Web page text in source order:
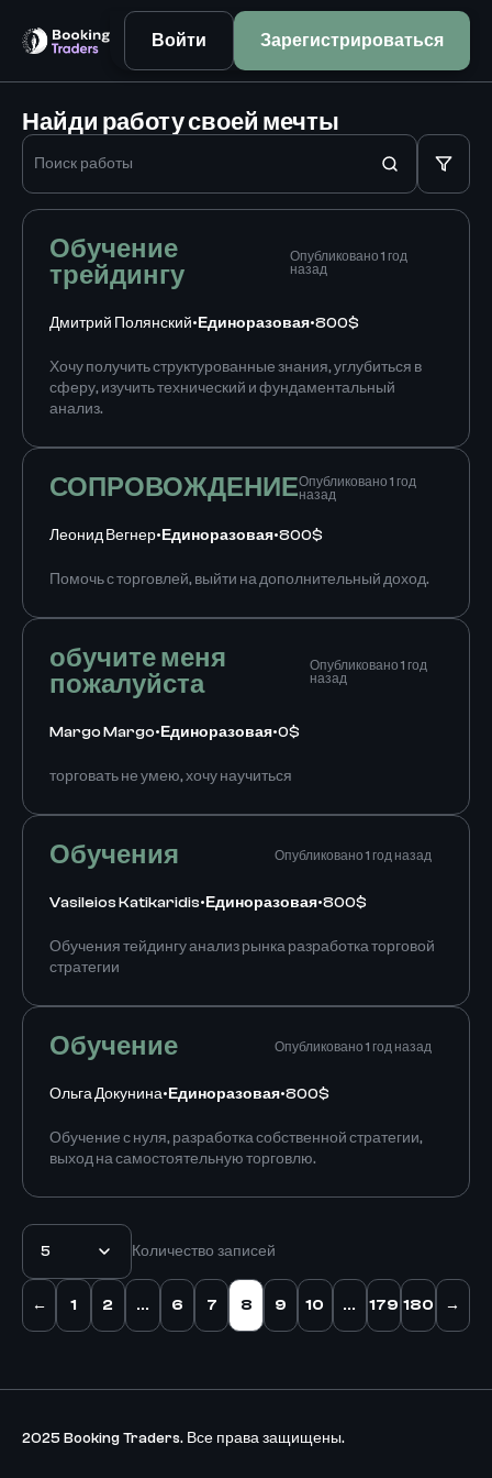
Войти Зарегистрироваться
Найди работу своей мечты
Обучение
трейдингу
Опубликовано 1 год
назад
Дмитрий Полянский• Единоразовая•800$
Хочу получить структурованные знания, углубиться в
сферу, изучить технический и фундаментальный
анализ.
СОПРОВОЖДЕНИЕОпубликовано 1 год
назад
Леонид Вегнер• Единоразовая•800$
Помочь с торговлей, выйти на дополнительный доход.
обучите меня
пожалуйста
Опубликовано 1 год
назад
Margo Margo• Единоразовая•0$
торговать не умею, хочу научиться
Обучения Опубликовано 1 год назад
Vasileios Katikaridis• Единоразовая•800$
Обучения тейдингу анализ рынка разработка торговой
стратегии
Обучение Опубликовано 1 год назад
Ольга Докунина• Единоразовая•800$
Обучение с нуля, разработка собственной стратегии,
выход на самостоятельную торговлю.
5 Количество записей
← 1 2 ... 6 7 8 9 10 ... 179 180 →
2025 Booking Traders. Все права защищены.